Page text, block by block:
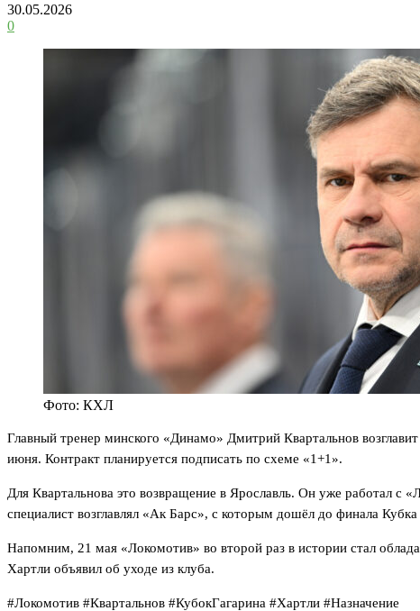
30.05.2026
0
Фото: КХЛ
Главный тренер минского «Динамо» Дмитрий Квартальнов
июня. Контракт планируется подписать по схеме «1+1».
Для Квартальнова это возвращение в Ярославль. Он уже работал с
специалист возглавлял «Ак Барс», с которым дошёл до финала
Напомним, 21 мая «Локомотив» во второй раз в истории стал
Хартли объявил об уходе из клуба.
#Локомотив #Квартальнов #КубокГагарина #Хартли #Назначение